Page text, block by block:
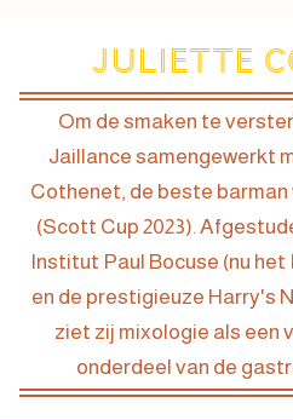
Juliette
Om de smaken te
Jaillance samengewerkt
Cothenet, de beste barman
(Scott Cup 2023).
Institut Paul Bocuse (nu
en de prestigieuze Harry's
ziet zij mixologie als een
onderdeel van de